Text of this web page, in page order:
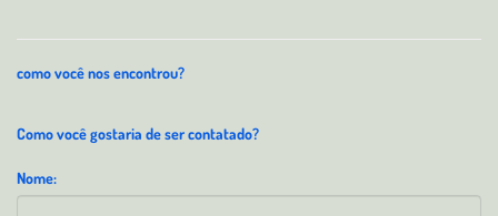
como você nos encontrou?
Como você gostaria de ser contatado?
Nome: